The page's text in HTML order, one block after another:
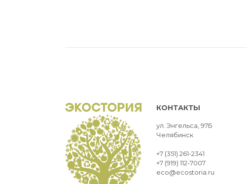
КОНТАКТЫ
ул. Энгельса, 97Б
Челябинск
+7 (351) 261-2341
+7 (919) 112-7007
eco@ecostoria.ru